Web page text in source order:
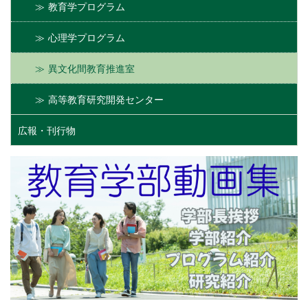
教育学プログラム
心理学プログラム
異文化間教育推進室
高等教育研究開発センター
広報・刊行物